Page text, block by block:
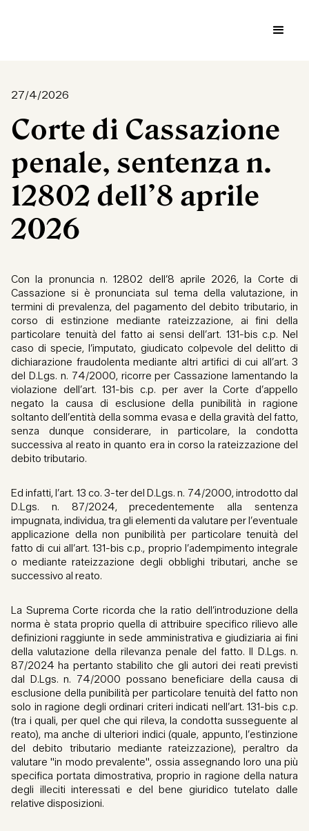
27/4/2026
Corte di Cassazione
penale, sentenza n.
12802 dell’8 aprile
2026
Con la pronuncia n. 12802 dell’8 aprile 2026, la Corte di
Cassazione si è pronunciata sul tema della valutazione, in
termini di prevalenza, del pagamento del debito tributario, in
corso di estinzione mediante rateizzazione, ai fini della
particolare tenuità del fatto ai sensi dell’art. 131-bis c.p. Nel
caso di specie, l’imputato, giudicato colpevole del delitto di
dichiarazione fraudolenta mediante altri artifici di cui all’art. 3
del D.Lgs. n. 74/2000, ricorre per Cassazione lamentando la
violazione dell’art. 131-bis c.p. per aver la Corte d’appello
negato la causa di esclusione della punibilità in ragione
soltanto dell’entità della somma evasa e della gravità del fatto,
senza dunque considerare, in particolare, la condotta
successiva al reato in quanto era in corso la rateizzazione del
debito tributario.
Ed infatti, l’art. 13 co. 3-ter del D.Lgs. n. 74/2000, introdotto dal
D.Lgs. n. 87/2024, precedentemente alla sentenza
impugnata, individua, tra gli elementi da valutare per l’eventuale
applicazione della non punibilità per particolare tenuità del
fatto di cui all’art. 131-bis c.p., proprio l’adempimento integrale
o mediante rateizzazione degli obblighi tributari, anche se
successivo al reato.
La Suprema Corte ricorda che la ratio dell’introduzione della
norma è stata proprio quella di attribuire specifico rilievo alle
definizioni raggiunte in sede amministrativa e giudiziaria ai fini
della valutazione della rilevanza penale del fatto. Il D.Lgs. n.
87/2024 ha pertanto stabilito che gli autori dei reati previsti
dal D.Lgs. n. 74/2000 possano beneficiare della causa di
esclusione della punibilità per particolare tenuità del fatto non
solo in ragione degli ordinari criteri indicati nell’art. 131-bis c.p.
(tra i quali, per quel che qui rileva, la condotta susseguente al
reato), ma anche di ulteriori indici (quale, appunto, l’estinzione
del debito tributario mediante rateizzazione), peraltro da
valutare "in modo prevalente", ossia assegnando loro una più
specifica portata dimostrativa, proprio in ragione della natura
degli illeciti interessati e del bene giuridico tutelato dalle
relative disposizioni.